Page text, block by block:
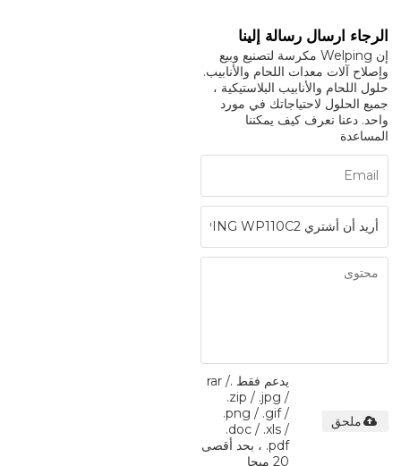
الرجاء ارسال رسالة إلينا
إن Welping مكرسة لتصنيع وبيع
وإصلاح آلات معدات اللحام والأنابيب.
حلول اللحام والأنابيب البلاستيكية ،
جميع الحلول لاحتياجاتك في مورد
واحد. دعنا نعرف كيف يمكننا
المساعدة
يدعم فقط .rar /
.zip / .jpg /
.png / .gif /
.doc / .xls /
.pdf ، بحد أقصى
20 ميجا
ملحق